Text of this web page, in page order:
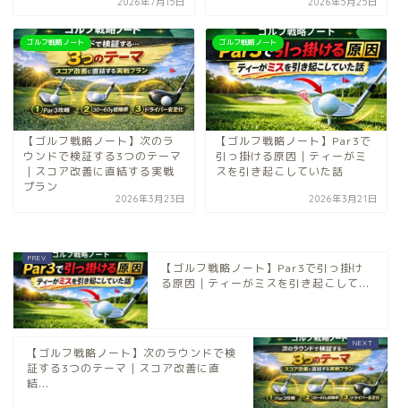
ゴルフ戦略ノート
【ゴルフ戦略ノート】次のラ
ウンドで検証する3つのテーマ
｜スコア改善に直結する実戦
プラン
2026年3月23日
ゴルフ戦略ノート
【ゴルフ戦略ノート】Par3で
引っ掛ける原因｜ティーがミ
スを引き起こしていた話
2026年3月21日
【ゴルフ戦略ノート】Par3で引っ掛け
る原因｜ティーがミスを引き起こして...
【ゴルフ戦略ノート】次のラウンドで検
証する3つのテーマ｜スコア改善に直
結...